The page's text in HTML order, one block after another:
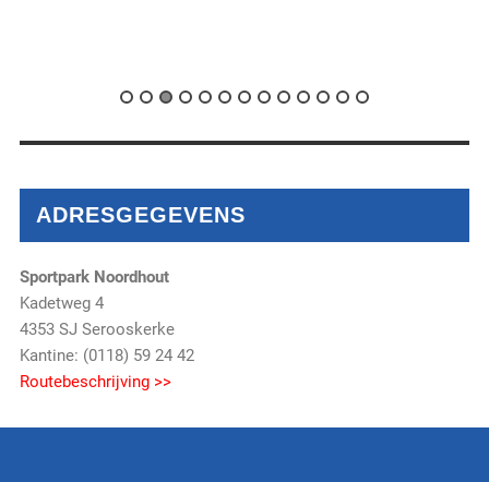
ADRESGEGEVENS
Sportpark Noordhout
Kadetweg 4
4353 SJ Serooskerke
Kantine: (0118) 59 24 42
Routebeschrijving >>